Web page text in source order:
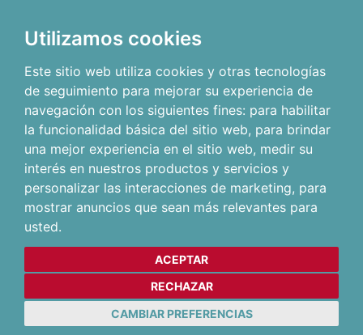
Utilizamos cookies
Este sitio web utiliza cookies y otras tecnologías
de seguimiento para mejorar su experiencia de
navegación con los siguientes fines: para habilitar
la funcionalidad básica del sitio web, para brindar
una mejor experiencia en el sitio web, medir su
interés en nuestros productos y servicios y
personalizar las interacciones de marketing, para
mostrar anuncios que sean más relevantes para
usted.
ACEPTAR
RECHAZAR
CAMBIAR PREFERENCIAS